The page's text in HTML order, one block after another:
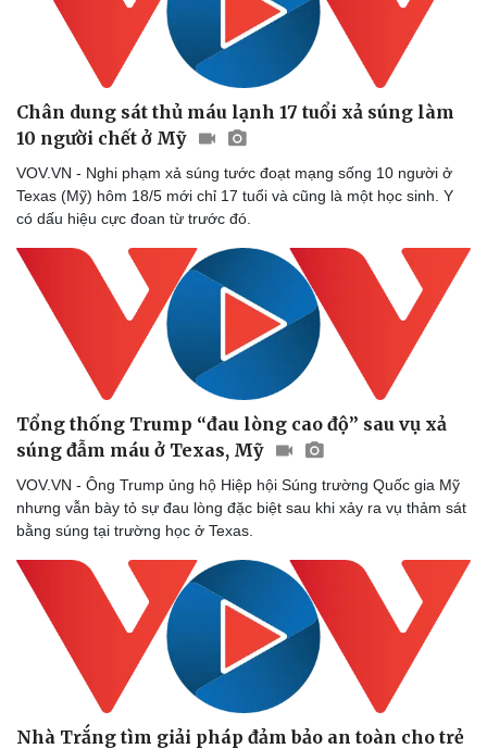
Bóng đá
Lịch thi đấu bóng đá
Thế giới thể thao
eSports
Hậu trường
Ô tô
Xe máy
Tư vấn
Chân dung sát thủ máu lạnh 17 tuổi xả súng làm
10 người chết ở Mỹ
VOV.VN - Nghi phạm xả súng tước đoạt mạng sống 10 người ở
Texas (Mỹ) hôm 18/5 mới chỉ 17 tuổi và cũng là một học sinh. Y
có dấu hiệu cực đoan từ trước đó.
Tổng thống Trump “đau lòng cao độ” sau vụ xả
súng đẫm máu ở Texas, Mỹ
VOV.VN - Ông Trump ủng hộ Hiệp hội Súng trường Quốc gia Mỹ
nhưng vẫn bày tỏ sự đau lòng đặc biệt sau khi xảy ra vụ thảm sát
bằng súng tại trường học ở Texas.
Nhà Trắng tìm giải pháp đảm bảo an toàn cho trẻ